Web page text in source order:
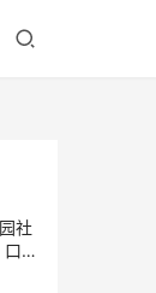
社
腔